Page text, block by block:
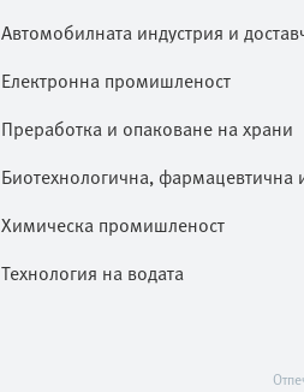
Автомобилната индустрия и
Електронна промишленост
Преработка и опаковане на храни
Биотехнологична, фармацевтична
Химическа промишленост
Технология на водата